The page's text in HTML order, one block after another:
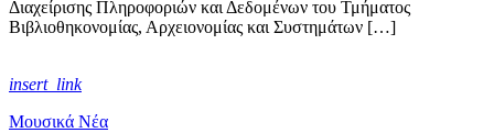
Διαχείρισης Πληροφοριών και Δεδομένων του Τμήματος
Βιβλιοθηκονομίας, Αρχειονομίας και Συστημάτων […]
insert_link
Μουσικά Νέα